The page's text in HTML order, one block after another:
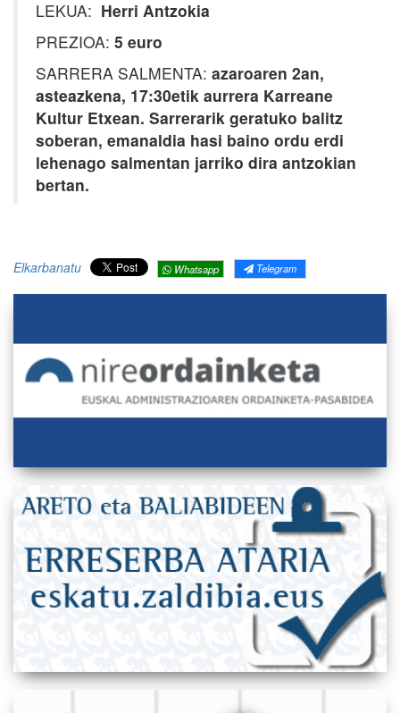
LEKUA: Herri Antzokia
PREZIOA: 5 euro
SARRERA SALMENTA: azaroaren 2an,
asteazkena, 17:30etik aurrera Karreane
Kultur Etxean. Sarrerarik geratuko balitz
soberan, emanaldia hasi baino ordu erdi
lehenago salmentan jarriko dira antzokian
bertan.
Elkarbanatu Whatsapp Telegram